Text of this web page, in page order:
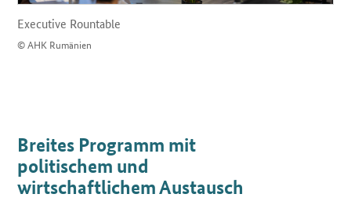
Executive Rountable
© AHK Rumänien
Breites Programm mit
politischem und
wirtschaftlichem Austausch